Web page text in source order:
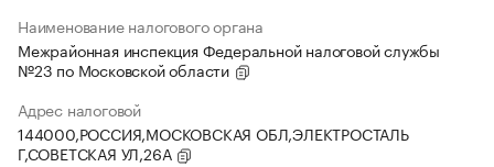
Наименование налогового органа
Межрайонная инспекция Федеральной налоговой службы
№23 по Московской области
Адрес налоговой
144000,РОССИЯ,МОСКОВСКАЯ ОБЛ,ЭЛЕКТРОСТАЛЬ
Г,СОВЕТСКАЯ УЛ,26А